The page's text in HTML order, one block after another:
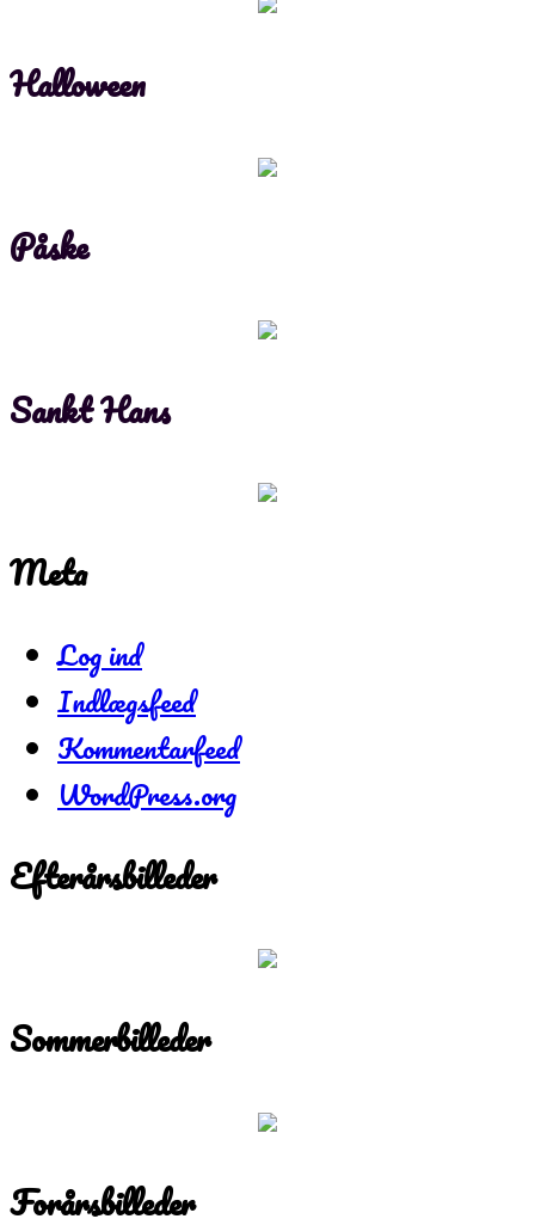
Halloween
Påske
Sankt Hans
Meta
Log ind
Indlægsfeed
Kommentarfeed
WordPress.org
Efterårsbilleder
Sommerbilleder
Forårsbilleder